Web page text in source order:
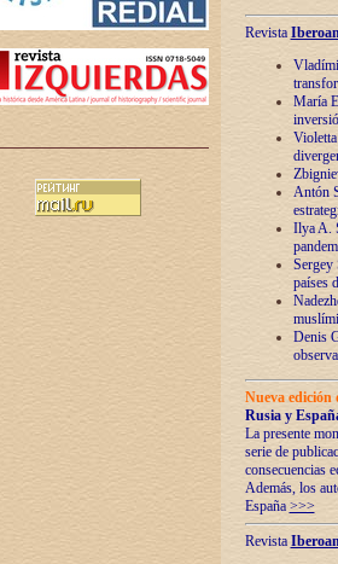
Revista
María
Antón
Ilya A.
Sergey
países
Denis
Nueva
Rusia y
La presente
serie de
consecuencias
Además, los
España >>>
Revista